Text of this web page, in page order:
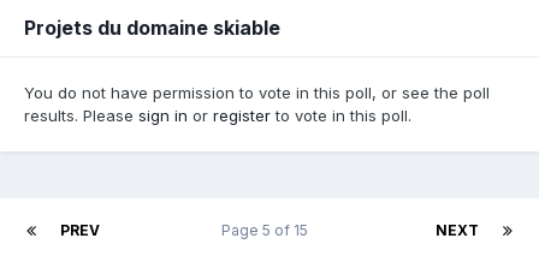
Projets du domaine skiable
You do not have permission to vote in this poll, or see the poll
results. Please sign in or registerto vote in this poll.
PREV NEXT
Page 5 of 15